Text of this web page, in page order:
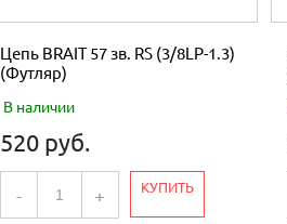
Цепь BRAIT 57 зв. RS (3/8LP-1.3)
(Футляр)
В наличии
520 руб.
- + КУПИТЬ